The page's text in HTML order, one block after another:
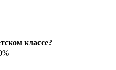
классе?